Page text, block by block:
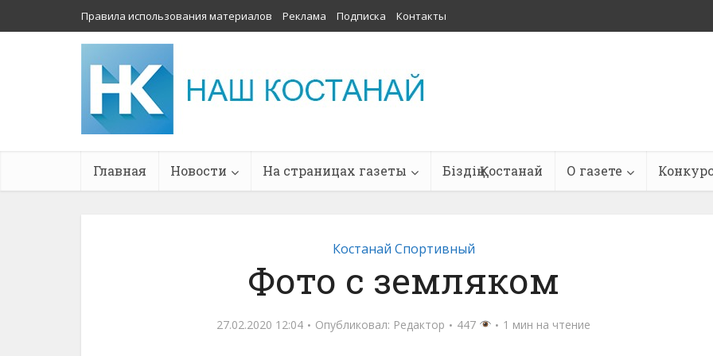
Правила использования материалов Реклама Подписка Контакты
Главная Новости На страницах газеты Біздің Қостанай О газете
Костанай Спортивный
Фото с земляком
27.02.2020 12:04 Опубликовал: Редактор 447 1 мин на чтение